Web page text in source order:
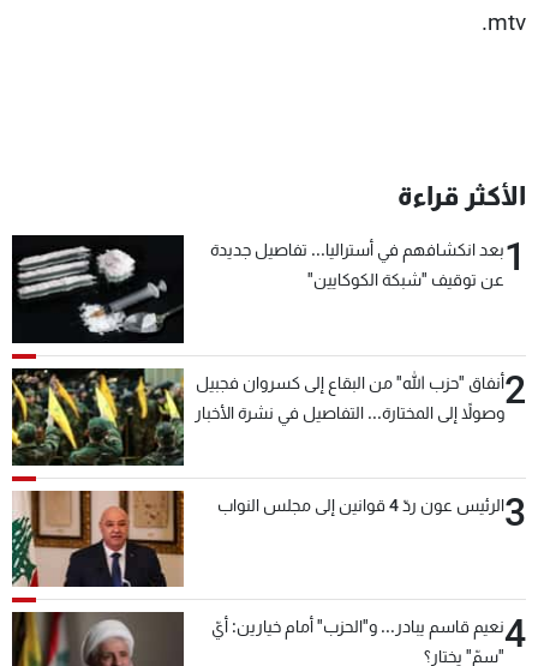
mtv.
الأكثر قراءة
1بعد انكشافهم في أستراليا... تفاصيل جديدة
عن توقيف "شبكة الكوكايين"
2أنفاق "حزب الله" من البقاع إلى كسروان فجبيل
وصولاً إلى المختارة... التفاصيل في نشرة الأخبار
3الرئيس عون ردّ 4 قوانين إلى مجلس النواب
4نعيم قاسم يبادر... و"الحزب" أمام خيارين: أيّ
"سمّ" يختار؟